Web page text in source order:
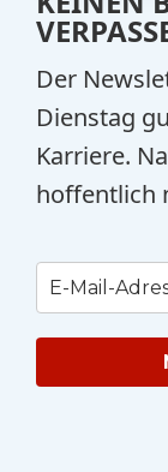
Der
Dienstag
Karriere.
hoffentlich